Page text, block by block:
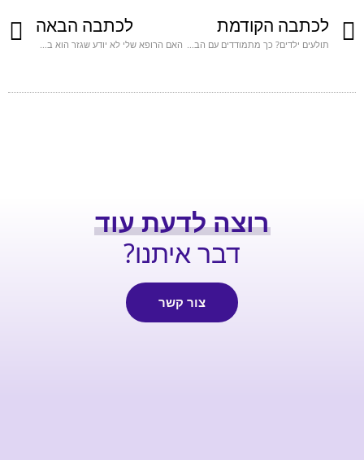
לכתבה הקודמת לכתבה הבאה
רוצה לדעת עוד
דבר איתנו?
צור קשר